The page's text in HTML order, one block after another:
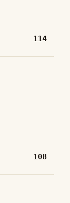
114
108